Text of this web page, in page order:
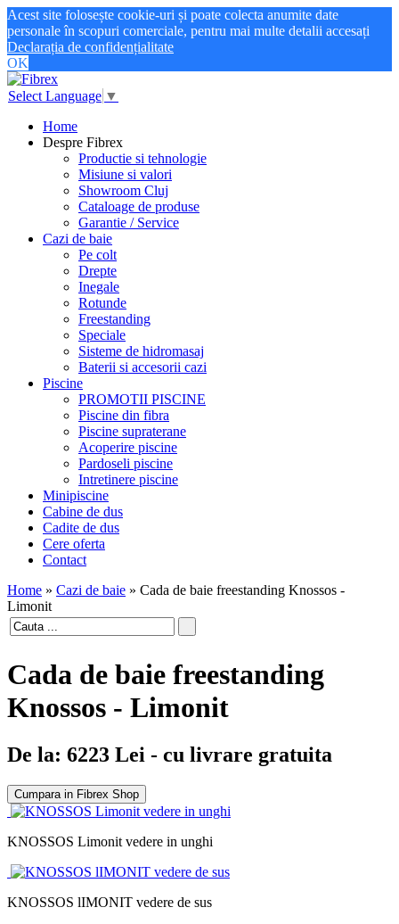
Acest site folosește cookie-uri și poate colecta anumite date
personale în scopuri comerciale, pentru mai multe detalii accesați
Declarația de confidențialitate
OK
Select Language ▼
Home
Despre Fibrex
Productie si tehnologie
Misiune si valori
Showroom Cluj
Cataloage de produse
Garantie / Service
Cazi de baie
Pe colt
Drepte
Inegale
Rotunde
Freestanding
Speciale
Sisteme de hidromasaj
Baterii si accesorii cazi
Piscine
PROMOTII PISCINE
Piscine din fibra
Piscine supraterane
Acoperire piscine
Pardoseli piscine
Intretinere piscine
Minipiscine
Cabine de dus
Cadite de dus
Cere oferta
Contact
Home » Cazi de baie » Cada de baie freestanding Knossos -
Limonit
Cada de baie freestanding
Knossos - Limonit
De la: 6223 Lei - cu livrare gratuita
Cumpara in Fibrex Shop
KNOSSOS Limonit vedere in unghi
KNOSSOS lIMONIT vedere de sus